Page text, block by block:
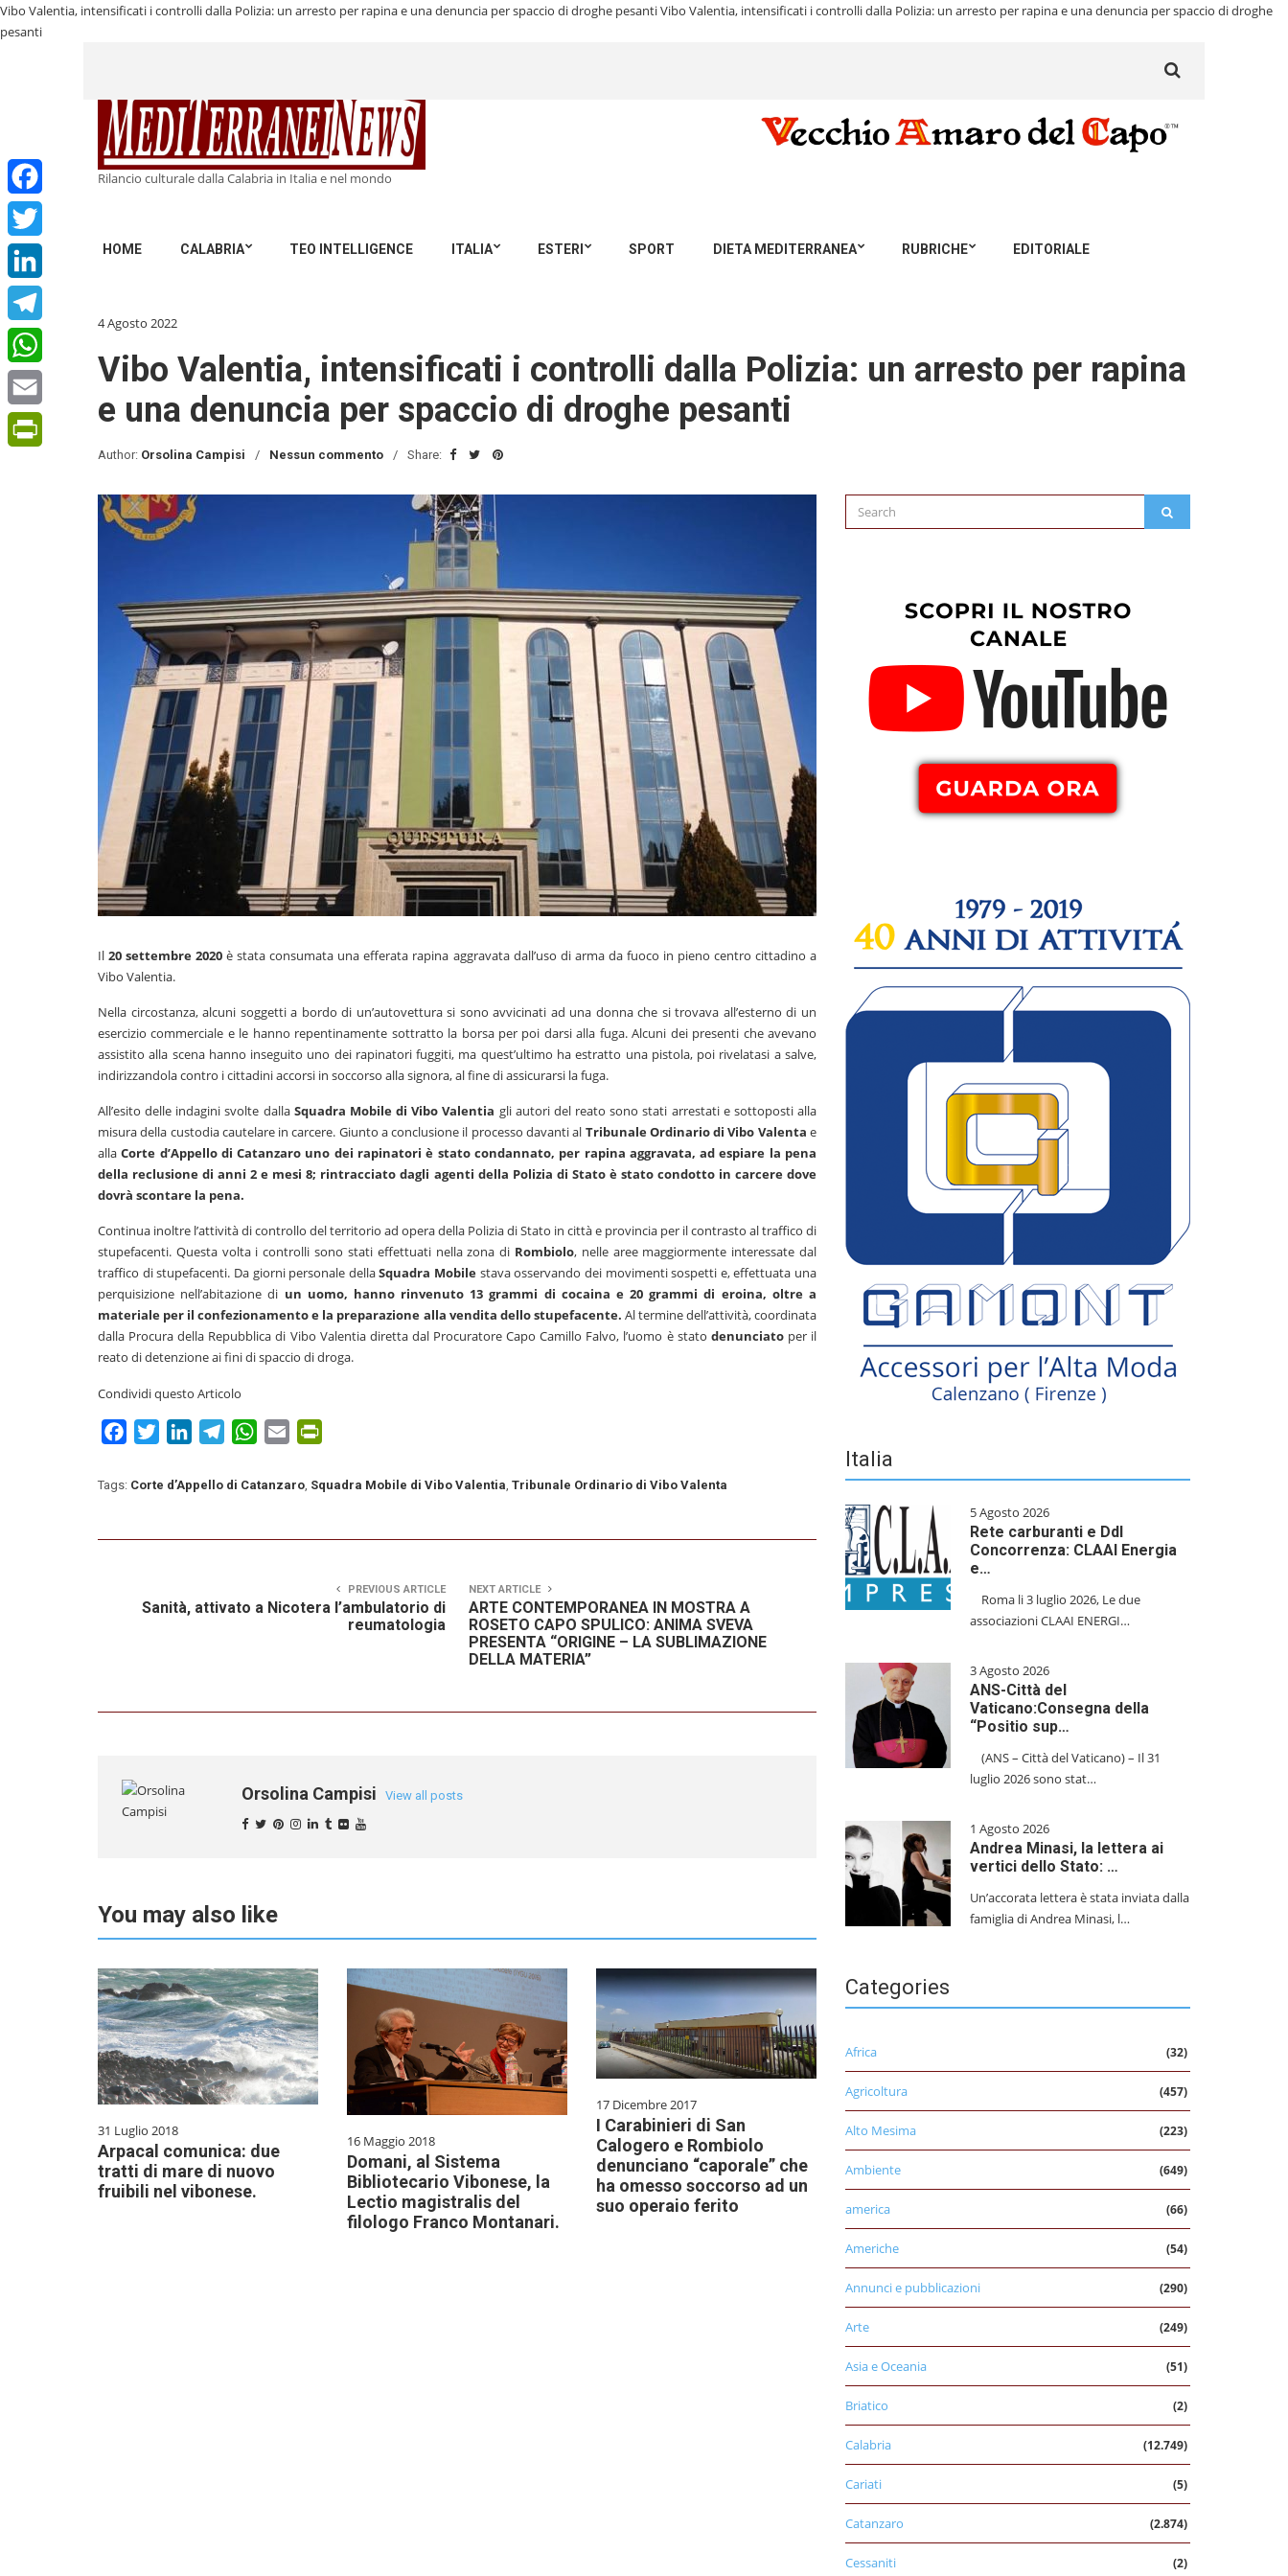
Vibo Valentia, intensificati i controlli dalla Polizia: un arresto per rapina e una denuncia per spaccio di droghe pesantiVibo Valentia, intensificati i controlli dalla Polizia: un arresto per rapina e una denuncia per spaccio di droghe
pesanti
Rilancio culturale dalla Calabria in Italia e nel mondo
HOME CALABRIA TEO INTELLIGENCE ITALIA ESTERI SPORT DIETA MEDITERRANEA RUBRICHE EDITORIALE
for:
Facebook
Twitter
LinkedIn
Telegram
WhatsApp
Email
4 Agosto 2022
Vibo Valentia, intensificati i controlli dalla Polizia: un arresto per rapina
e una denuncia per spaccio di droghe pesanti
Author: Orsolina Campisi Nessun commento Share:
Il20 settembre 2020 è stata consumata una efferata rapina aggravata dall’uso di arma da fuoco in pieno centro cittadino a
Vibo Valentia.
Nella circostanza, alcuni soggetti a bordo di un’autovettura si sono avvicinati ad una donna che si trovava all’esterno di un
esercizio commerciale e le hanno repentinamente sottratto la borsa per poi darsi alla fuga. Alcuni dei presenti che avevano
assistito alla scena hanno inseguito uno dei rapinatori fuggiti, ma quest’ultimo ha estratto una pistola, poi rivelatasi a salve,
indirizzandola contro i cittadini accorsi in soccorso alla signora, al fine di assicurarsi la fuga.
All’esito delle indagini svolte dalla Squadra Mobile di Vibo Valentia gli autori del reato sono stati arrestati e sottoposti alla
misura della custodia cautelare in carcere. Giunto a conclusione il processo davanti al Tribunale Ordinario di Vibo Valenta e
allaCorte d’Appello di Catanzaro uno dei rapinatori è stato condannato, per rapina aggravata, ad espiare la pena
della reclusione di anni 2 e mesi 8; rintracciato dagli agenti della Polizia di Stato è stato condotto in carcere dove
dovrà scontare la pena.
Continua inoltre l’attività di controllo del territorio ad opera della Polizia di Stato in città e provincia per il contrasto al traffico di
stupefacenti. Questa volta i controlli sono stati effettuati nella zona di Rombiolo, nelle aree maggiormente interessate dal
traffico di stupefacenti. Da giorni personale dellaSquadra Mobile stava osservando dei movimenti sospetti e, effettuata una
perquisizione nell’abitazione di un uomo, hanno rinvenuto 13 grammi di cocaina e 20 grammi di eroina, oltre a
materiale per il confezionamento e la preparazione alla vendita dello stupefacente. Al termine dell’attività, coordinata
dalla Procura della Repubblica di Vibo Valentia diretta dal Procuratore Capo Camillo Falvo, l’uomo è stato denunciatoper il
reato di detenzione ai fini di spaccio di droga.
Condividi questo Articolo
FacebookTwitterLinkedInTelegramWhatsApp
Email
Tags: Corte d’Appello di Catanzaro, Squadra Mobile di Vibo Valentia, Tribunale Ordinario di Vibo Valenta
PREVIOUS ARTICLE
Sanità, attivato a Nicotera l’ambulatorio di
reumatologia
NEXT ARTICLE
ARTE CONTEMPORANEA IN MOSTRA A
ROSETO CAPO SPULICO: ANIMA SVEVA
PRESENTA “ORIGINE – LA SUBLIMAZIONE
DELLA MATERIA”
Orsolina Campisi View all posts
You may also like
31 Luglio 2018
Arpacal comunica: due
tratti di mare di nuovo
fruibili nel vibonese.
16 Maggio 2018
Domani, al Sistema
Bibliotecario Vibonese, la
Lectio magistralis del
filologo Franco Montanari.
17 Dicembre 2017
I Carabinieri di San
Calogero e Rombiolo
denunciano “caporale” che
ha omesso soccorso ad un
suo operaio ferito
Search
for:
Italia
5 Agosto 2026
Rete carburanti e Ddl
Concorrenza: CLAAI Energia
e…
​Roma li 3 luglio 2026, Le due
associazioni CLAAI ENERGI…
3 Agosto 2026
ANS-Città del
Vaticano:Consegna della
“Positio sup…
(ANS – Città del Vaticano) – Il 31
luglio 2026 sono stat…
1 Agosto 2026
Andrea Minasi, la lettera ai
vertici dello Stato: …
Un’accorata lettera è stata inviata dalla
famiglia di Andrea Minasi, l…
Categories
Africa (32)
Agricoltura (457)
Alto Mesima (223)
Ambiente (649)
america (66)
Americhe (54)
Annunci e pubblicazioni (290)
Arte (249)
Asia e Oceania (51)
Briatico (2)
Calabria (12.749)
Cariati (5)
Catanzaro (2.874)
Cessaniti (2)